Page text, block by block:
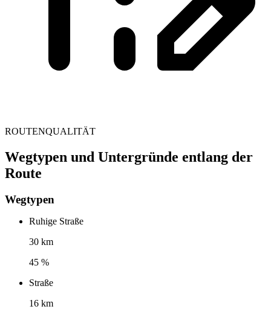
ROUTENQUALITÄT
Wegtypen und Untergründe entlang der
Route
Wegtypen
Ruhige Straße
30 km
45 %
Straße
16 km